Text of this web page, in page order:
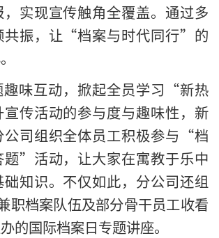
实现宣传触角全覆盖。通过多
共振，让“档案与时代同行”的
趣味互动，掀起全员学习“新热
传活动的参与度与趣味性，新
公司组织全体员工积极参与“档
题”活动，让大家在寓教于乐中
知识。不仅如此，分公司还组
职档案队伍及部分骨干员工收看
的国际档案日专题讲座。